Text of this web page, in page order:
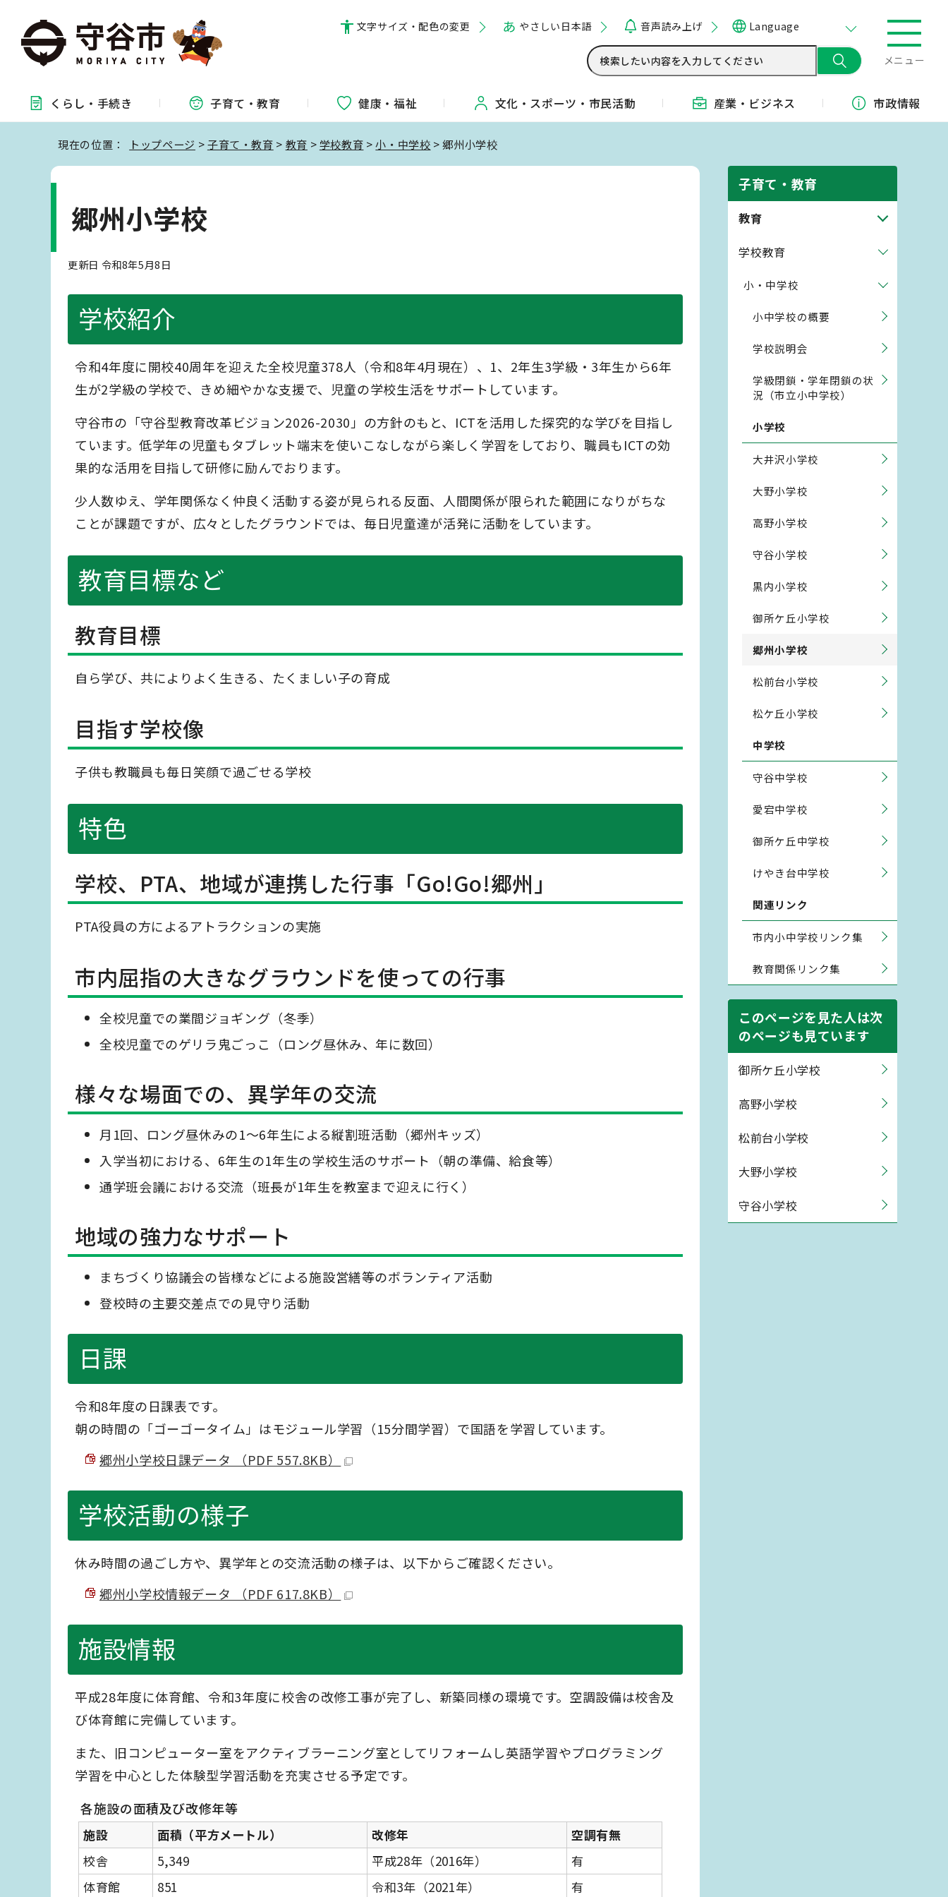
文字サイズ・配色の変更 やさしい日本語 音声読み上げ Language
メニュー
くらし・ 手続き 子育て・教育 健康・福祉 文化・ スポーツ・ 市民活動 産業・ ビジネス 市政情報
現在の位置： トップページ >子育て・教育 > 教育 >学校教育 >小・中学校 > 郷州小学校
郷州小学校
更新日 令和8年5月8日
学校紹介
令和4年度に開校40周年を迎えた全校児童378人（令和8年4月現在）、1、2年生3学級・3年生から6年
生が2学級の学校で、きめ細やかな支援で、児童の学校生活をサポートしています。
守谷市の「守谷型教育改革ビジョン2026-2030」の方針のもと、ICTを活用した探究的な学びを目指し
ています。低学年の児童もタブレット端末を使いこなしながら楽しく学習をしており、職員もICTの効
果的な活用を目指して研修に励んでおります。
少人数ゆえ、学年関係なく仲良く活動する姿が見られる反面、人間関係が限られた範囲になりがちな
ことが課題ですが、広々としたグラウンドでは、毎日児童達が活発に活動をしています。
教育目標など
教育目標
自ら学び、共によりよく生きる、たくましい子の育成
目指す学校像
子供も教職員も毎日笑顔で過ごせる学校
特色
学校、PTA、地域が連携した行事「Go!Go!郷州」
PTA役員の方によるアトラクションの実施
市内屈指の大きなグラウンドを使っての行事
全校児童での業間ジョギング（冬季）
全校児童でのゲリラ鬼ごっこ（ロング昼休み、年に数回）
様々な場面での、異学年の交流
月1回、ロング昼休みの1～6年生による縦割班活動（郷州キッズ）
入学当初における、6年生の1年生の学校生活のサポート（朝の準備、給食等）
通学班会議における交流（班長が1年生を教室まで迎えに行く）
地域の強力なサポート
まちづくり協議会の皆様などによる施設営繕等のボランティア活動
登校時の主要交差点での見守り活動
日課
令和8年度の日課表です。
朝の時間の「ゴーゴータイム」はモジュール学習（15分間学習）で国語を学習しています。
郷州小学校日課データ （PDF 557.8KB）
学校活動の様子
休み時間の過ごし方や、異学年との交流活動の様子は、以下からご確認ください。
郷州小学校情報データ （PDF 617.8KB）
施設情報
平成28年度に体育館、令和3年度に校舎の改修工事が完了し、新築同様の環境です。空調設備は校舎及
び体育館に完備しています。
また、旧コンピューター室をアクティブラーニング室としてリフォームし英語学習やプログラミング
学習を中心とした体験型学習活動を充実させる予定です。
各施設の面積及び改修年等
施設 面積（平方メートル） 改修年
空調有無
校舎
5,349 平成28年（2016年）
有
体育館
851 令和3年（2021年） 有
子育て・教育
教育
学校教育
小・中学校
小中学校の概要
学校説明会
学級閉鎖・学年閉鎖の状
況（市立小中学校）
小学校
大井沢小学校
大野小学校
高野小学校
守谷小学校
黒内小学校
御所ケ丘小学校
郷州小学校
松前台小学校
松ケ丘小学校
中学校
守谷中学校
愛宕中学校
御所ケ丘中学校
けやき台中学校
関連リンク
市内小中学校リンク集
教育関係リンク集
このページを見た人は次
のページも見ています
御所ケ丘小学校
高野小学校
松前台小学校
大野小学校
守谷小学校